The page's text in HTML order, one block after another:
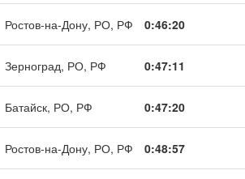
Ростов-на-Дону, РО, РФ 0:46:20
Зерноград, РО, РФ 0:47:11
Батайск, РО, РФ 0:47:20
Ростов-на-Дону, РО, РФ 0:48:57